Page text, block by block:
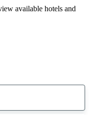
available hotels and